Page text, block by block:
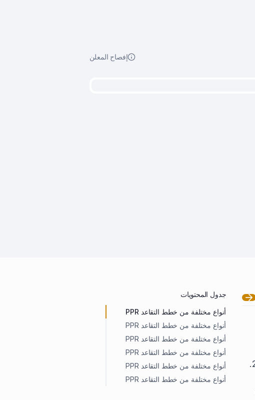
إفصاح المعلن
جدول المحتويات
أنواع مختلفة من خطط التقاعد PPR
أنواع مختلفة من خطط التقاعد PPR
أنواع مختلفة من خطط التقاعد PPR
أنواع مختلفة من خطط التقاعد PPR
أنواع مختلفة من خطط التقاعد PPR
أنواع مختلفة من خطط التقاعد PPR